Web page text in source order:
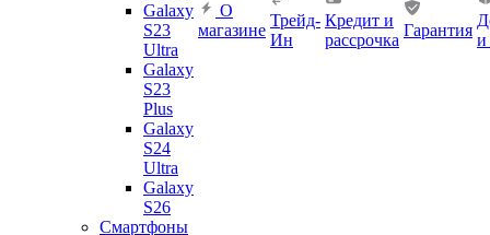
Galaxy
S23
Ultra
Galaxy
S23
Plus
Galaxy
S24
Ultra
Galaxy
S26
Смартфоны
О
магазине
Трейд-
Ин
Кредит и
рассрочка
Гарантия
и